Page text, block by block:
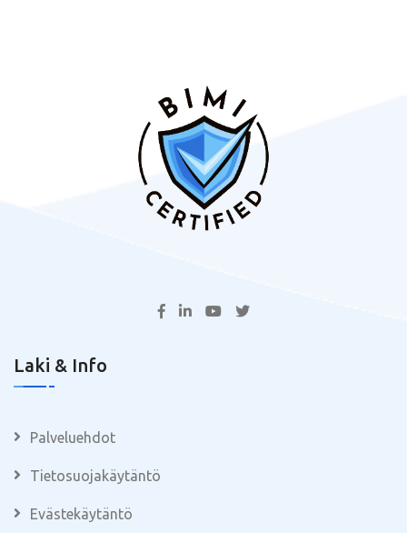
Laki & Info
Palveluehdot
Tietosuojakäytäntö
Evästekäytäntö